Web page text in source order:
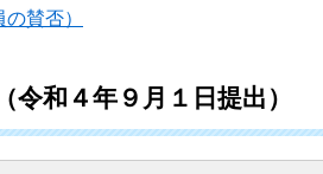
賛否）
令和４年９月１日提出）